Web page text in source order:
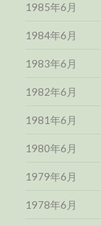
1985年6月
1984年6月
1983年6月
1982年6月
1981年6月
1980年6月
1979年6月
1978年6月